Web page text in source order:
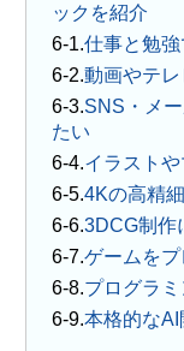
ックを紹介
仕事と勉
動画やテ
SNS・メ
たい
イラスト
4Kの高精
3DCG制作
ゲームを
プログラ
本格的な